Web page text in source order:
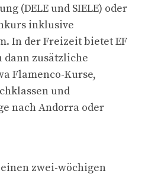
(DELE und SIELE) oder
inklusive
In der Freizeit bietet EF
zusätzliche
Flamenco-Kurse,
und
nach Andorra oder
einen zwei-wöchigen